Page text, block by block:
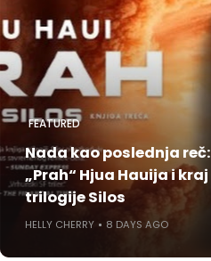
FEATURED
Nada kao poslednja reč:
„Prah“ Hjua Hauija i kraj
trilogije Silos
HELLY CHERRY 8 DAYS AGO